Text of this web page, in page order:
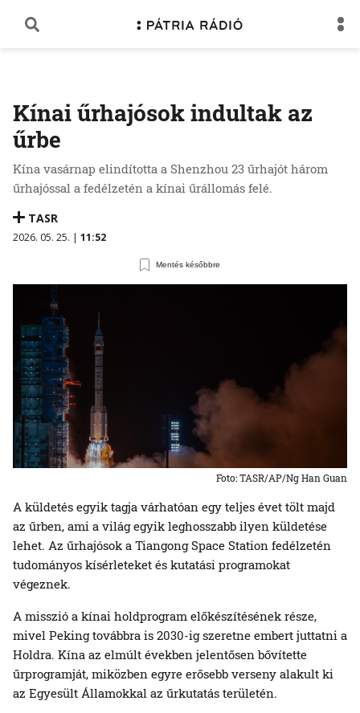
Kínai űrhajósok indultak az
űrbe
Kína vasárnap elindította a Shenzhou 23 űrhajót három
űrhajóssal a fedélzetén a kínai űrállomás felé.
TASR
2026. 05. 25. | 11:52
Mentés későbbre
Foto: TASR/AP/Ng Han Guan
A küldetés egyik tagja várhatóan egy teljes évet tölt majd
az űrben, ami a világ egyik leghosszabb ilyen küldetése
lehet. Az űrhajósok a Tiangong Space Station fedélzetén
tudományos kísérleteket és kutatási programokat
végeznek.
A misszió a kínai holdprogram előkészítésének része,
mivel Peking továbbra is 2030-ig szeretne embert juttatni a
Holdra. Kína az elmúlt években jelentősen bővítette
űrprogramját, miközben egyre erősebb verseny alakult ki
az Egyesült Államokkal az űrkutatás területén.